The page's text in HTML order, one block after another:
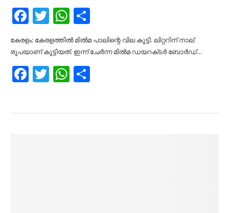
Facebook
TwitterWhatsApp
കേരളം: കേരളത്തിൽ മിൽമ പാലിന്റെ വില കൂട്ടി. ലിറ്ററിന് നാല്
രൂപയാണ് കൂട്ടിയത്. ഇന്ന് ചേർന്ന മിൽമ ഡയറക്‌ടർ ബോർഡ്…
Facebook
TwitterWhatsApp